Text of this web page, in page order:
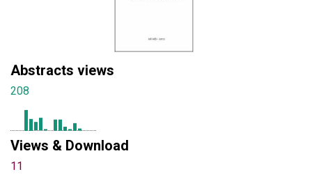
Abstracts views
208
Views & Download
11